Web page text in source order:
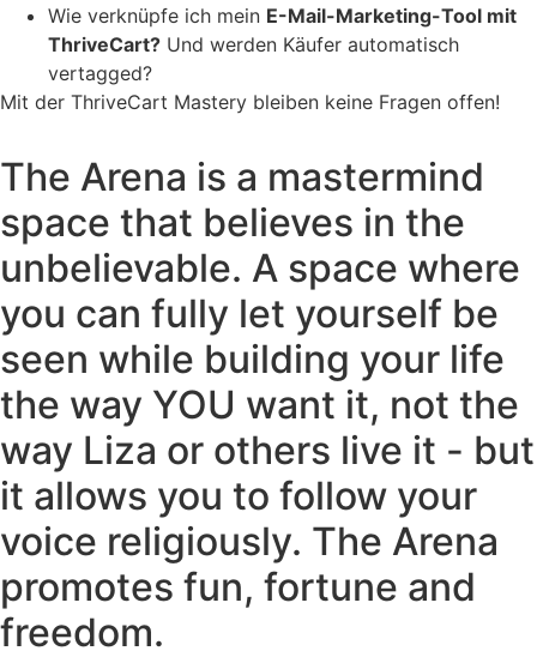
Wie verknüpfe ich mein E-Mail-Marketing-Tool mit
ThriveCart? Und werden Käufer automatisch
vertagged?
Mit der ThriveCart Mastery bleiben keine Fragen offen!
The Arena is a mastermind
space that believes in the
unbelievable. A space where
you can fully let yourself be
seen while building your life
the way YOU want it, not the
way Liza or others live it - but
it allows you to follow your
voice religiously. The Arena
promotes fun, fortune and
freedom.